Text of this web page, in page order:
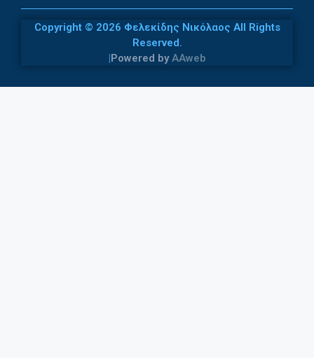
Copyright © 2026 Φελεκίδης Νικόλαος All Rights
Reserved.
Powered byAAweb